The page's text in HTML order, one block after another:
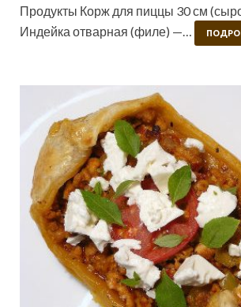
Продукты Корж для пиццы 30 см
Индейка отварная (филе) —…